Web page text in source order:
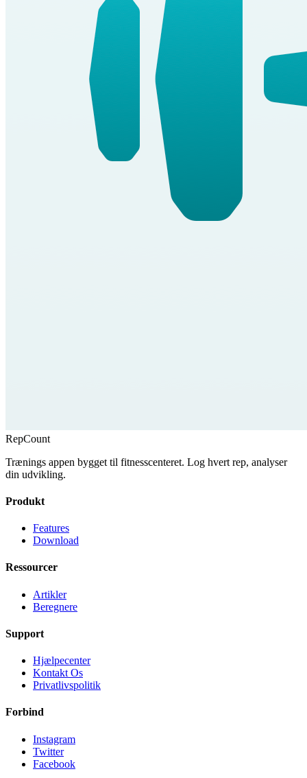
RepCount
Trænings appen bygget til fitnesscenteret. Log hvert rep, analyser
din udvikling.
Produkt
Features
Download
Ressourcer
Artikler
Beregnere
Support
Hjælpecenter
Kontakt Os
Privatlivspolitik
Forbind
Instagram
Twitter
Facebook